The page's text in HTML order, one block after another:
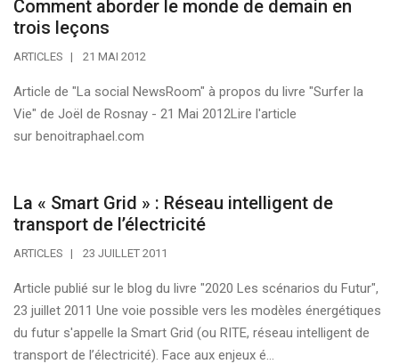
Comment aborder le monde de demain en
trois leçons
ARTICLES 21 MAI 2012
Article de "La social NewsRoom" à propos du livre "Surfer la
Vie" de Joël de Rosnay - 21 Mai 2012Lire l'article
sur benoitraphael.com
La « Smart Grid » : Réseau intelligent de
transport de l’électricité
ARTICLES 23 JUILLET 2011
Article publié sur le blog du livre "2020 Les scénarios du Futur",
23 juillet 2011 Une voie possible vers les modèles énergétiques
du futur s'appelle la Smart Grid (ou RITE, réseau intelligent de
transport de l’électricité). Face aux enjeux é...